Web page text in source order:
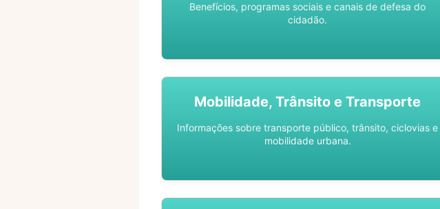
Benefícios, programas sociais e canais de defesa do
cidadão.
Mobilidade, Trânsito e Transporte
Informações sobre transporte público, trânsito, ciclovias e
mobilidade urbana.